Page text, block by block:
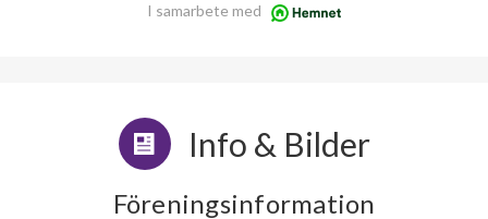
I samarbete med
Info & Bilder
Föreningsinformation